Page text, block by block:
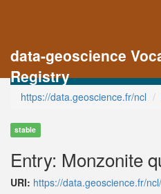
data-geoscience
Registry
https://data.geoscience.fr/ncl
stable
Entry: Monzonite
URI: https://data.geoscience.fr/